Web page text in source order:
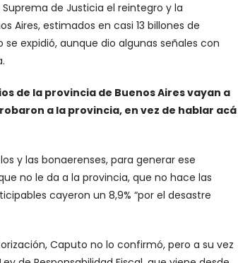
de Justicia el reintegro y la
Aires, estimados en casi 13 billones de
expidió, aunque dio algunas señales con
de la provincia de Buenos Aires vayan a
a la provincia, en vez de hablar acá
y las bonaerenses, para generar ese
no le da a la provincia, que no hace las
cayeron un 8,9% “por el desastre
Caputo no lo confirmó, pero a su vez